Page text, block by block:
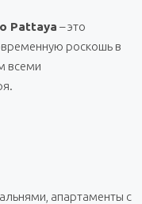
Pattaya – это
роскошь в
всеми
апартаменты с